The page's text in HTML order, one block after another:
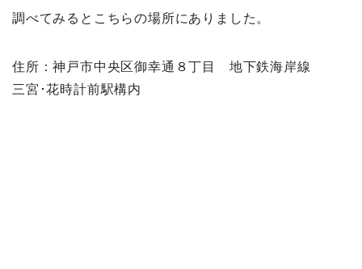
調べてみるとこちらの場所にありました。
住所：神戸市中央区御幸通８丁目 地下鉄海岸線
三宮･花時計前駅構内